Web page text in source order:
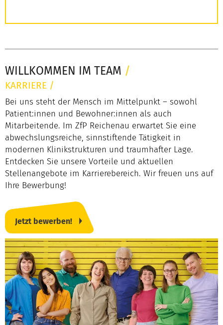
WILLKOMMEN IM TEAM /
KARRIERE /
Bei uns steht der Mensch im Mittelpunkt – sowohl
Patient:innen und Bewohner:innen als auch
Mitarbeitende. Im ZfP Reichenau erwartet Sie eine
abwechslungsreiche, sinnstiftende Tätigkeit in
modernen Klinikstrukturen und traumhafter Lage.
Entdecken Sie unsere Vorteile und aktuellen
Stellenangebote im Karrierebereich. Wir freuen uns auf
Ihre Bewerbung!
Jetzt bewerben!